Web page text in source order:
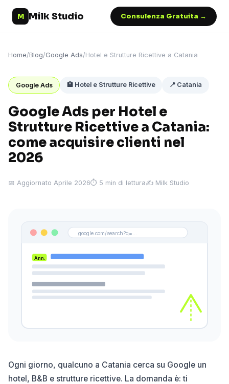
M Milk Studio Consulenza Gratuita →
Home/Blog/Google Ads/Hotel e Strutture Ricettive a Catania
Google Ads 🏨 Hotel e Strutture Ricettive 📍 Catania
Google Ads per Hotel e
Strutture Ricettive a Catania:
come acquisire clienti nel
2026
📅 Aggiornato Aprile 2026⏱ 5 min di lettura✍️ Milk Studio
google.com/search?q=...
Ann.
Ogni giorno, qualcuno a Catania cerca su Google un
hotel, B&B e strutture ricettive. La domanda è: ti